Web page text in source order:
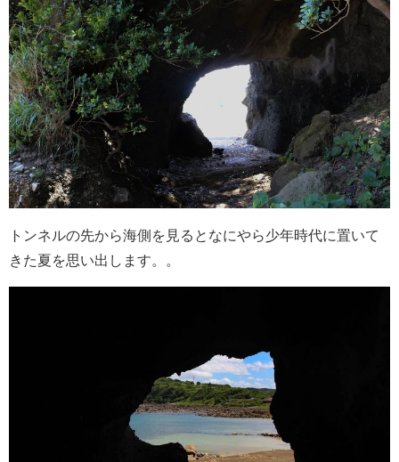
トンネルの先から海側を見るとなにやら少年時代に置いて
きた夏を思い出します。。